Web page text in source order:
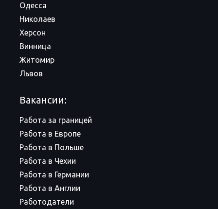
Одесса
Николаев
Херсон
Винница
Житомир
Львов
Вакансии:
Работа за границей
Работа в Европе
Работа в Польше
Работа в Чехии
Работа в Германии
Работа в Англии
Работодатели